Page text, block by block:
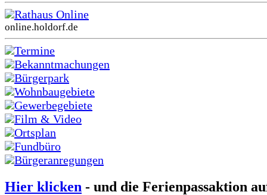
Rathaus Online
online.holdorf.de
Termine
Bekanntmachungen
Bürgerpark
Wohnbaugebiete
Gewerbegebiete
Film & Video
Ortsplan
Fundbüro
Bürgeranregungen
Hier klicken - und die Ferienpassaktion